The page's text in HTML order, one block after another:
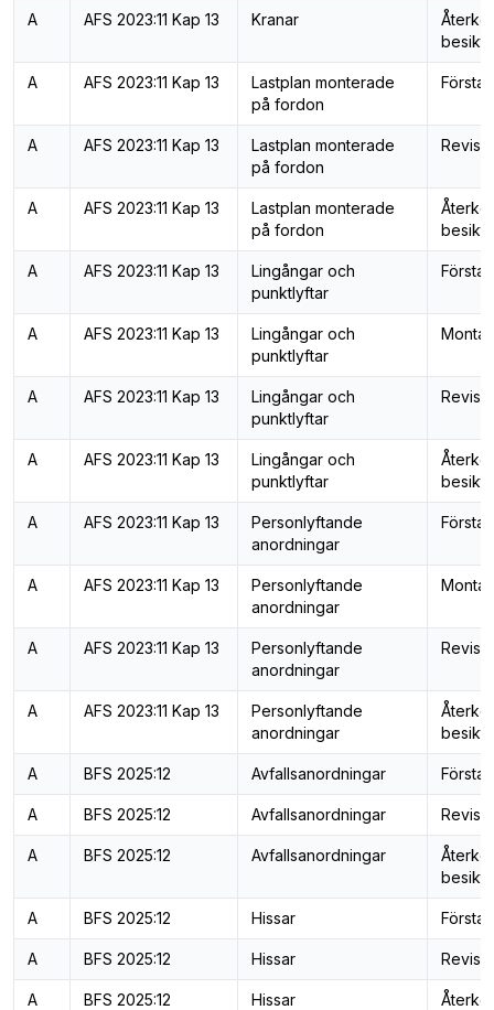
A AFS 2023:11 Kap 13 Kranar
A AFS 2023:11 Kap 13
Lastplan monterade
på fordon
Första
A AFS 2023:11 Kap 13
Lastplan monterade
på fordon
A AFS 2023:11 Kap 13
Lastplan monterade
på fordon
A AFS 2023:11 Kap 13
Lingångar och
punktlyftar
Första
A AFS 2023:11 Kap 13
Lingångar och
punktlyftar
A AFS 2023:11 Kap 13
Lingångar och
punktlyftar
A AFS 2023:11 Kap 13
Lingångar och
punktlyftar
A AFS 2023:11 Kap 13
Personlyftande
anordningar
Första
A AFS 2023:11 Kap 13
Personlyftande
anordningar
A AFS 2023:11 Kap 13
Personlyftande
anordningar
A AFS 2023:11 Kap 13
Personlyftande
anordningar
A BFS 2025:12 Avfallsanordningar Första
A BFS 2025:12 Avfallsanordningar
A BFS 2025:12 Avfallsanordningar
A BFS 2025:12 Hissar Första
A BFS 2025:12 Hissar
A BFS 2025:12 Hissar